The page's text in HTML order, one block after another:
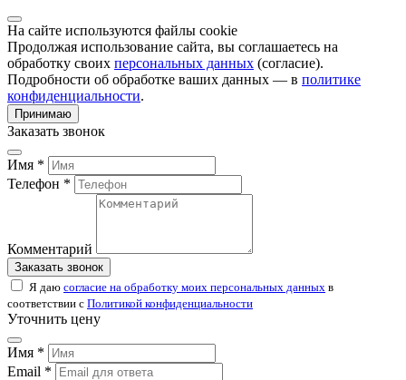
На сайте используются файлы cookie
Продолжая использование сайта, вы соглашаетесь на
обработку своих персональных данных (согласие).
Подробности об обработке ваших данных — в политике
конфиденциальности.
Принимаю
Заказать звонок
Имя *
Телефон *
Комментарий
Заказать звонок
Я даю согласие на обработку моих персональных данных в
соответствии с Политикой конфиденциальности
Уточнить цену
Имя *
Email *